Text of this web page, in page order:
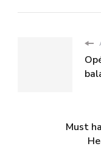
Must